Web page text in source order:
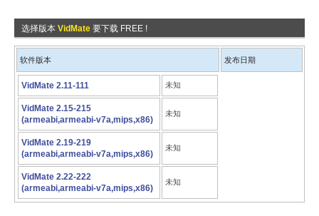
选择版本 VidMate 要下载 FREE !
软件版本 发布日期
VidMate 2.11-111 未知
VidMate 2.15-215
(armeabi,armeabi-v7a,mips,x86)
未知
VidMate 2.19-219
(armeabi,armeabi-v7a,mips,x86)
未知
VidMate 2.22-222
(armeabi,armeabi-v7a,mips,x86)
未知